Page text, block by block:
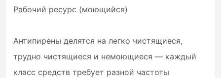
Рабочий ресурс (моющийся)
Антипирены делятся на легко чистящиеся,
трудно чистящиеся и немоющиеся — каждый
класс средств требует разной частоты